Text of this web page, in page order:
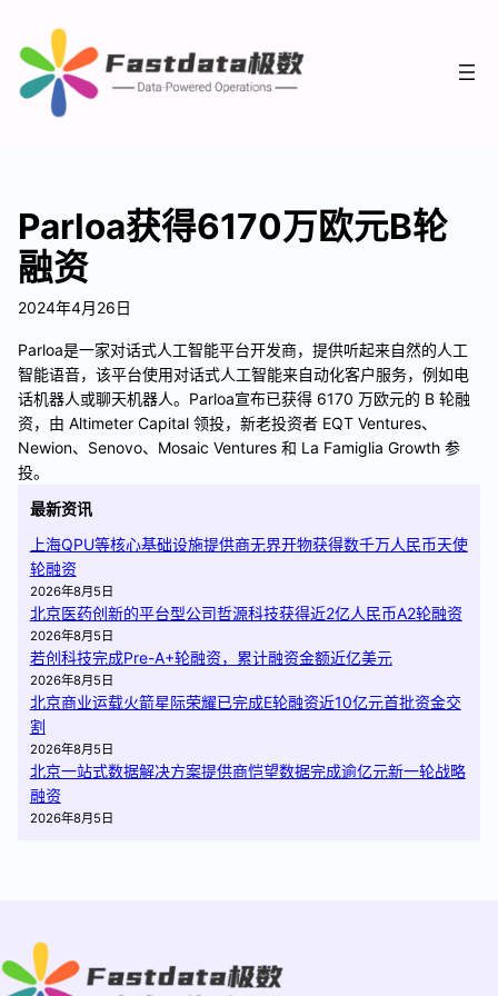
Parloa获得6170万欧元B轮
融资
2024年4月26日
Parloa是一家对话式人工智能平台开发商，提供听起来自然的人工
智能语音，该平台使用对话式人工智能来自动化客户服务，例如电
话机器人或聊天机器人。Parloa宣布已获得 6170 万欧元的 B 轮融
资，由 Altimeter Capital 领投，新老投资者 EQT Ventures、
Newion、Senovo、Mosaic Ventures 和 La Famiglia Growth 参
投。
最新资讯
上海QPU等核心基础设施提供商无界开物获得数千万人民币天使
轮融资
2026年8月5日
北京医药创新的平台型公司哲源科技获得近2亿人民币A2轮融资
2026年8月5日
若创科技完成Pre-A+轮融资，累计融资金额近亿美元
2026年8月5日
北京商业运载火箭星际荣耀已完成E轮融资近10亿元首批资金交
割
2026年8月5日
北京一站式数据解决方案提供商恺望数据完成逾亿元新一轮战略
融资
2026年8月5日